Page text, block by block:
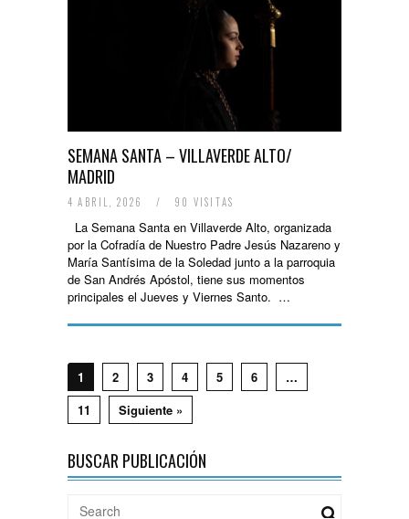
SEMANA SANTA – VILLAVERDE ALTO/
MADRID
4 ABRIL, 2026 / 90 VISITAS
La Semana Santa en Villaverde Alto, organizada
por la Cofradía de Nuestro Padre Jesús Nazareno y
María Santísima de la Soledad junto a la parroquia
de San Andrés Apóstol, tiene sus momentos
principales el Jueves y Viernes Santo. …
1 2 3 4 5 6
…
11
Siguiente »
BUSCAR PUBLICACIÓN